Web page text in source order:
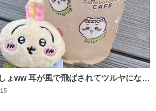
ょww 耳が風で飛ばされてツルヤになっ